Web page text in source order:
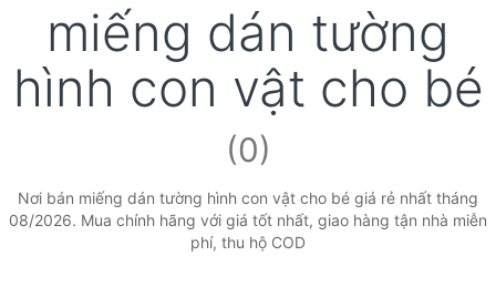
miếng dán tường
hình con vật cho bé
(0)
Nơi bán miếng dán tường hình con vật cho bé giá rẻ nhất tháng
08/2026. Mua chính hãng với giá tốt nhất, giao hàng tận nhà miễn
phí, thu hộ COD